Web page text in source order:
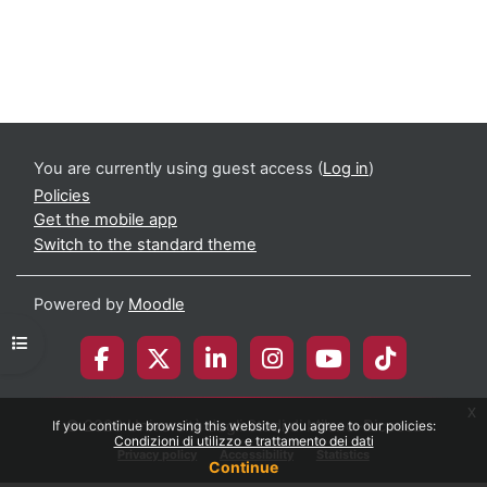
If you continue browsing this website, you agree to our policies:
Condizioni di utilizzo e trattamento dei dati
Continue
x
Open course index
You are currently using guest access (Log in)
Policies
Get the mobile app
Switch to the standard theme
Powered by Moodle
© 2026 Università degli Studi di Milano-Bicocca